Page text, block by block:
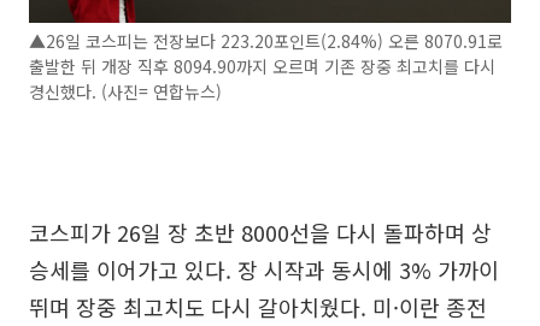
▲26일 코스피는 전장보다 223.20포인트(2.84%) 오른 8070.91로
출발한 뒤 개장 직후 8094.90까지 오르며 기존 장중 최고치를 다시
경신했다. (사진= 연합뉴스)
코스피가 26일 장 초반 8000선을 다시 돌파하며 상
승세를 이어가고 있다. 장 시작과 동시에 3% 가까이
뛰며 장중 최고치도 다시 갈아치웠다. 미·이란 종전